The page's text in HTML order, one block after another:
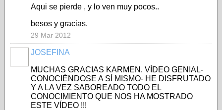
Aqui se pierde , y lo ven muy pocos..
besos y gracias.
29 Mar 2012
JOSEFINA
MUCHAS GRACIAS KARMEN. VÍDEO GENIAL-
CONOCIÉNDOSE A SÍ MISMO- HE DISFRUTADO
Y A LA VEZ SABOREADO TODO EL
CONOCIMIENTO QUE NOS HA MOSTRADO
ESTE VÍDEO !!!